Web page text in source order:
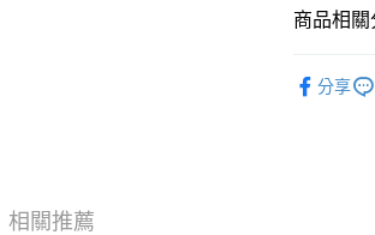
每筆
每筆
商品相關
分享
相關推薦